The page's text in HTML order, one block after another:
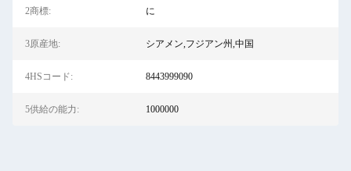
2商標: に
3原産地: シアメン,フジアン州,中国
4HSコード: 8443999090
5供給の能力: 1000000